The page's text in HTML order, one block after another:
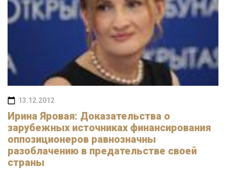
13.12.2012
Ирина Яровая: Доказательства о
зарубежных источниках финансирования
оппозиционеров равнозначны
разоблачению в предательстве своей
страны